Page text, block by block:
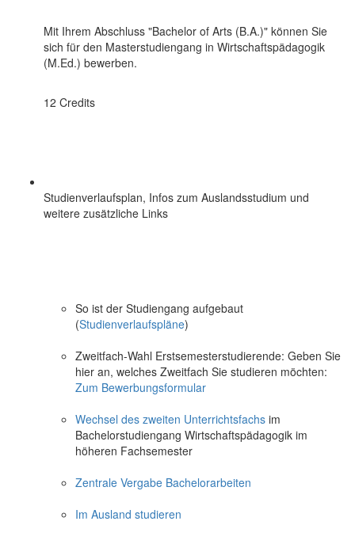
Mit Ihrem Abschluss "Bachelor of Arts (B.A.)" können Sie
sich für den Masterstudiengang in Wirtschaftspädagogik
(M.Ed.) bewerben.
12 Credits
Studienverlaufsplan, Infos zum Auslandsstudium und
weitere zusätzliche Links
So ist der Studiengang aufgebaut
(Studienverlaufspläne)
Zweitfach-Wahl Erstsemesterstudierende: Geben Sie
hier an, welches Zweitfach Sie studieren möchten:
Zum Bewerbungsformular
Wechsel des zweiten Unterrichtsfachs im
Bachelorstudiengang Wirtschaftspädagogik im
höheren Fachsemester
Zentrale Vergabe Bachelorarbeiten
Im Ausland studieren